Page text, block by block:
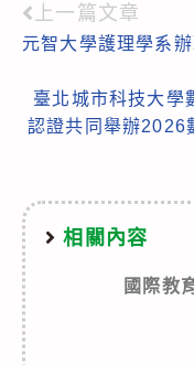
Read
more
articles
上一篇文章
元智大學護理學系
臺北城市科技大學
認證共同舉辦2026
相關內容
國際教